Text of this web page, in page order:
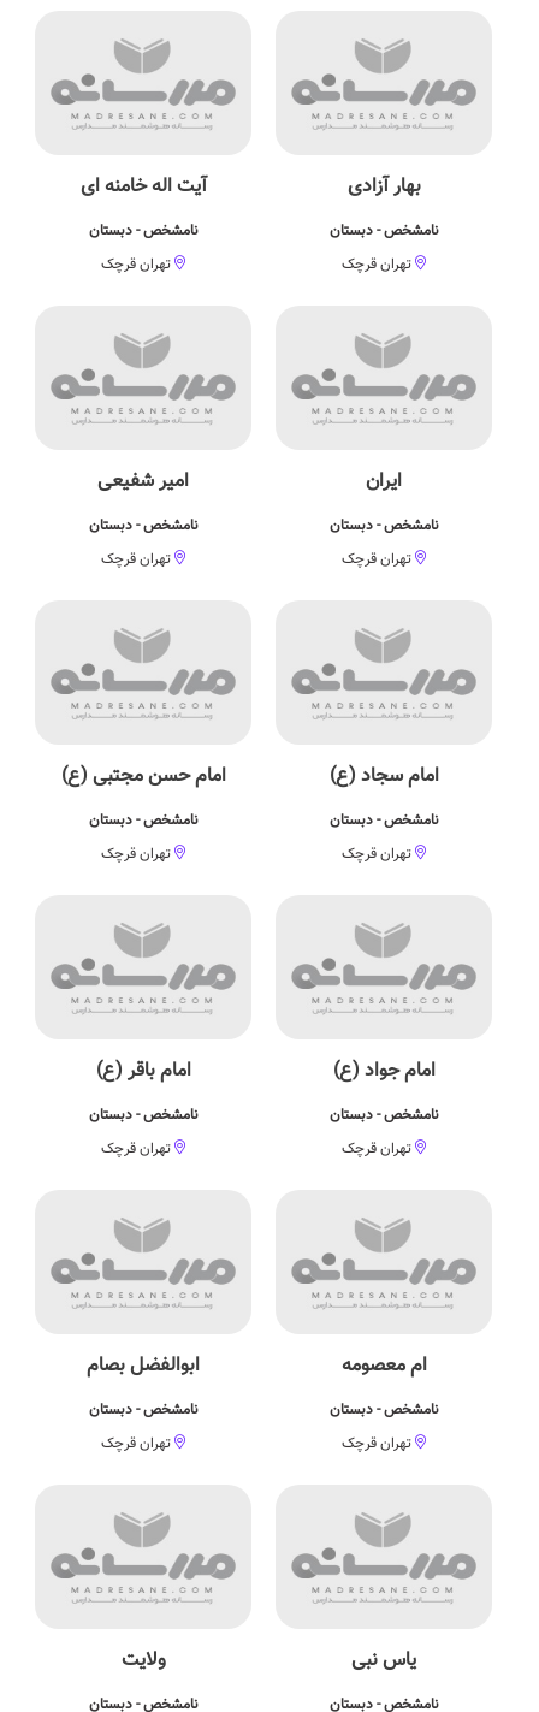
بهار آزادی
نامشخص - دبستان
تهران قرچک
آیت اله خامنه ای
نامشخص - دبستان
تهران قرچک
ایران
نامشخص - دبستان
تهران قرچک
امیر شفیعی
نامشخص - دبستان
تهران قرچک
امام سجاد (ع)
نامشخص - دبستان
تهران قرچک
امام حسن مجتبی (ع)
نامشخص - دبستان
تهران قرچک
امام جواد (ع)
نامشخص - دبستان
تهران قرچک
امام باقر (ع)
نامشخص - دبستان
تهران قرچک
ام معصومه
نامشخص - دبستان
تهران قرچک
ابوالفضل بصام
نامشخص - دبستان
تهران قرچک
یاس نبی
نامشخص - دبستان
ولایت
نامشخص - دبستان